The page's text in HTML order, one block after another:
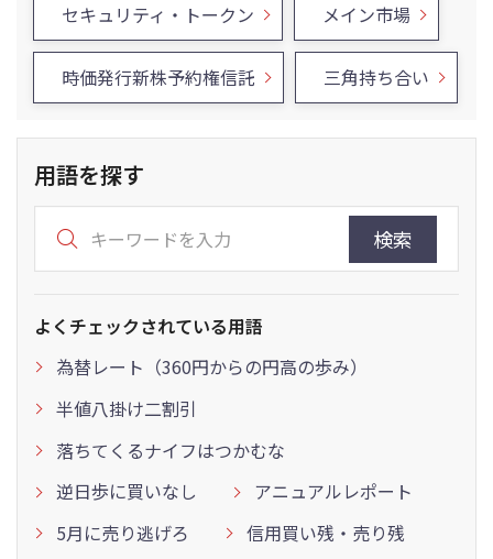
セキュリティ・トークン メイン市場
時価発行新株予約権信託 三角持ち合い
用語を探す
検索
よくチェックされている用語
為替レート（360円からの円高の歩み）
半値八掛け二割引
落ちてくるナイフはつかむな
逆日歩に買いなし
アニュアルレポート
5月に売り逃げろ
信用買い残・売り残